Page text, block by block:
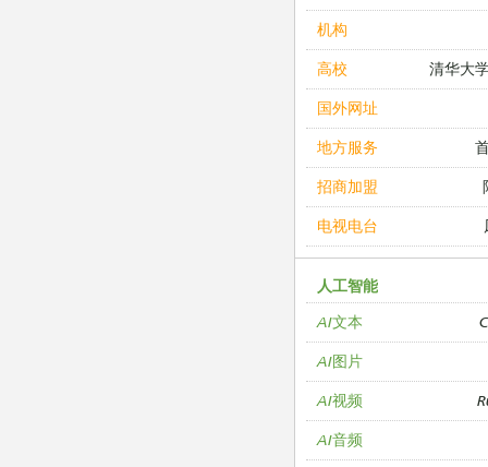
机构
高校 清华大
国外网址
地方服务
招商加盟
电视电台
人工智能
AI文本
AI图片
AI视频
AI音频